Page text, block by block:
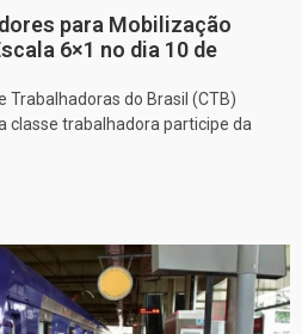
para Mobilização
6×1 no dia 10 de
Trabalhadoras do Brasil (CTB)
classe trabalhadora participe da